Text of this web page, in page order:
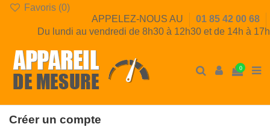
Favoris (0)
APPELEZ-NOUS AU
01 85 42 00 68
Du lundi au vendredi de 8h30 à 12h30 et de 14h à 17h
0
Créer un compte